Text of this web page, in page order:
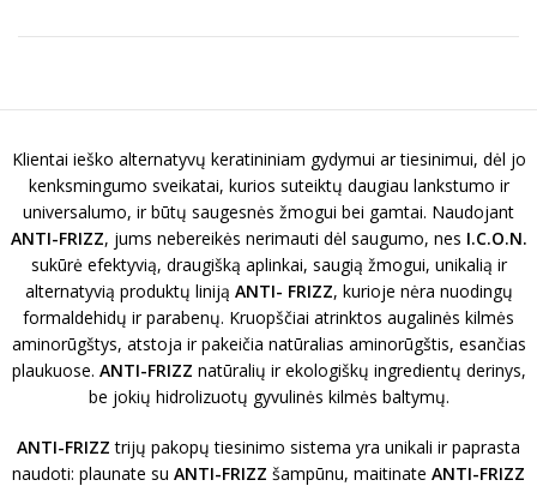
Klientai ieško alternatyvų keratininiam gydymui ar tiesinimui, dėl jo
kenksmingumo sveikatai, kurios suteiktų daugiau lankstumo ir
universalumo, ir būtų saugesnės žmogui bei gamtai. Naudojant
ANTI-FRIZZ, jums nebereikės nerimauti dėl saugumo, nes I.C.O.N.
sukūrė efektyvią, draugišką aplinkai, saugią žmogui, unikalią ir
alternatyvią produktų liniją ANTI- FRIZZ, kurioje nėra nuodingų
formaldehidų ir parabenų. Kruopščiai atrinktos augalinės kilmės
aminorūgštys, atstoja ir pakeičia natūralias aminorūgštis, esančias
plaukuose. ANTI-FRIZZ natūralių ir ekologiškų ingredientų derinys,
be jokių hidrolizuotų gyvulinės kilmės baltymų.
ANTI-FRIZZ trijų pakopų tiesinimo sistema yra unikali ir paprasta
naudoti: plaunate su ANTI-FRIZZ šampūnu, maitinate ANTI-FRIZZ